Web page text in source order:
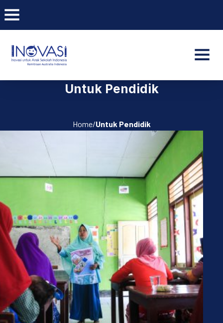
BAR NAVIGATION
INOVASI - Untuk Anak
Untuk Pendidik
Home/Untuk Pendidik